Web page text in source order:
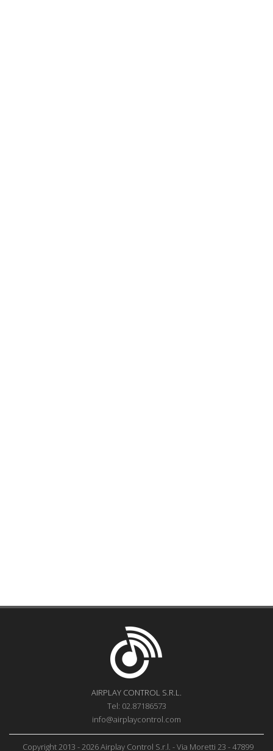
AIRPLAY CONTROL S.R.L.
Tel: 02.87186573
info@airplaycontrol.com
Copyright 2013 - 2026 Airplay Control S.r.l. - Via Moretti 23 - 47899